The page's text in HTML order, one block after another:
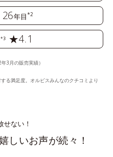
26年目*2
*3 ★4.1
3月の販売実績）
る満足度。オルビスみんなのクチコミより
せない！
しいお声が続々！